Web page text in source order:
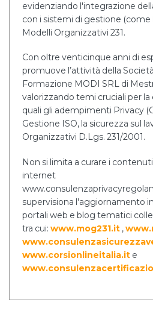
evidenziando l'integrazione
con i sistemi di gestione (come
Modelli Organizzativi 231.
Con oltre venticinque anni di
promuove l’attività della
Formazione MODI SRL di
valorizzando temi cruciali per
quali gli adempimenti Privacy
Gestione ISO, la sicurezza sul
Organizzativi D.Lgs. 231/2001.
Non si limita a curare i
internet
supervisiona l'aggiornamento
portali web e blog tematici
tra cui: www.mog231.it ,
www.corsionlineitalia.it e